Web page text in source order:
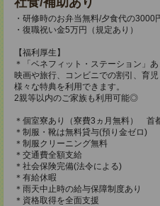
・研修時のお弁当無料/夕食代の3000
・復職祝い金5万円（規定あり）
【福利厚生】
＊「ベネフィット・ステーション」あ
映画や旅行、コンビニでの割引、育
様々な特典を利用できます。
2親等以内のご家族も利用可能◎
＊個室寮あり（寮費3ヵ月無料） 首
＊制服・靴は無料貸与(預り金ゼロ)
＊制服クリーニング無料
＊交通費全額支給
＊社会保険完備(法令による)
＊有給休暇
＊雨天中止時の給与保障制度あり
＊資格取得を全面支援